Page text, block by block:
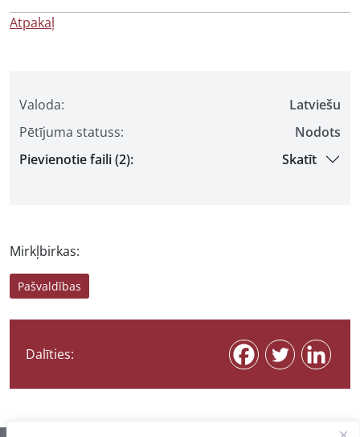
Valoda:
Latviešu
Pētījuma statuss:
Nodots
Pievienotie faili (2):
Skatīt
Mirkļbirkas:
Pašvaldības
Dalīties:
Atpakaļ